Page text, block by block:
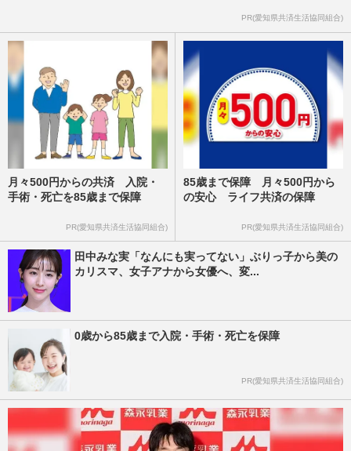
PR(愛知県共済生活協同組合)
月々500円からの共済 入院・
手術・死亡を85歳まで保障
PR(愛知県共済生活協同組合)
85歳まで保障 月々500円から
の安心 ライフ共済の保障
PR(愛知県共済生活協同組合)
田中みな実「なんにも実ってない」ぶりっ子から美の
カリスマ、女子アナから女優へ、変...
0歳から85歳まで入院・手術・死亡を保障
PR(愛知県共済生活協同組合)